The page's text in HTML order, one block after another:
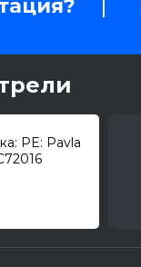
PE: Pavla